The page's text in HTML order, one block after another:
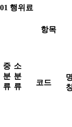
01 행위료
중
분
류
소
분
류
항목
코드